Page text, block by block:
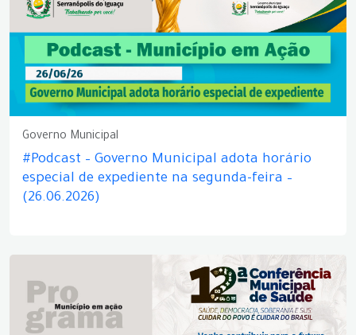
Governo Municipal
#Podcast – Governo Municipal adota horário
especial de expediente na segunda-feira –
(26.06.2026)